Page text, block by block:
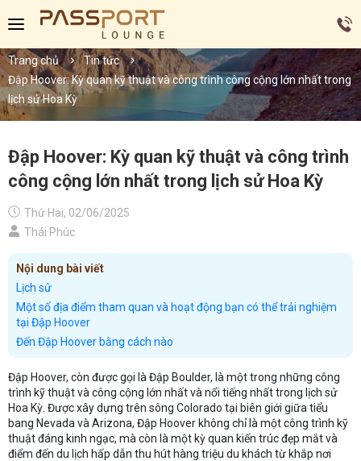
Trang chủ
Tin tức
Đập Hoover: Kỳ quan kỹ thuật và công trình công cộng lớn nhất trong
lịch sử Hoa Kỳ
Đập Hoover: Kỳ quan kỹ thuật và công trình
công cộng lớn nhất trong lịch sử Hoa Kỳ
Thứ Hai, 02/06/2025
Thái Phúc
Nội dung bài viết
Lịch sử
Một số địa điểm tham quan và hoạt động bạn có thể trải nghiệm
tại Đập Hoover
Đến Đập Hoover bằng cách nào
Đập Hoover, còn được gọi là Đập Boulder, là một trong những công
trình kỹ thuật và công cộng lớn nhất và nổi tiếng nhất trong lịch sử
Hoa Kỳ. Được xây dựng trên sông Colorado tại biên giới giữa tiểu
bang Nevada và Arizona, Đập Hoover không chỉ là một công trình kỹ
thuật đáng kinh ngạc, mà còn là một kỳ quan kiến trúc đẹp mắt và
điểm đến du lịch hấp dẫn thu hút hàng triệu du khách từ khắp nơi